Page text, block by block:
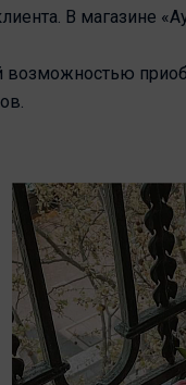
В магазине
возможностью